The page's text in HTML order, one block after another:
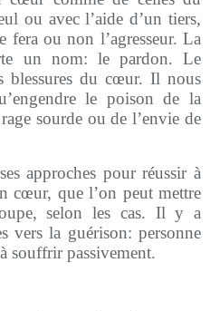
ou avec l’aide d’un tiers,
fera ou non l’agresseur. La
un nom: le pardon. Le
blessures du cœur. Il nous
le poison de la
sourde ou de l’envie de
approches pour réussir à
cœur, que l’on peut mettre
selon les cas. Il y a
vers la guérison: personne
souffrir passivement.